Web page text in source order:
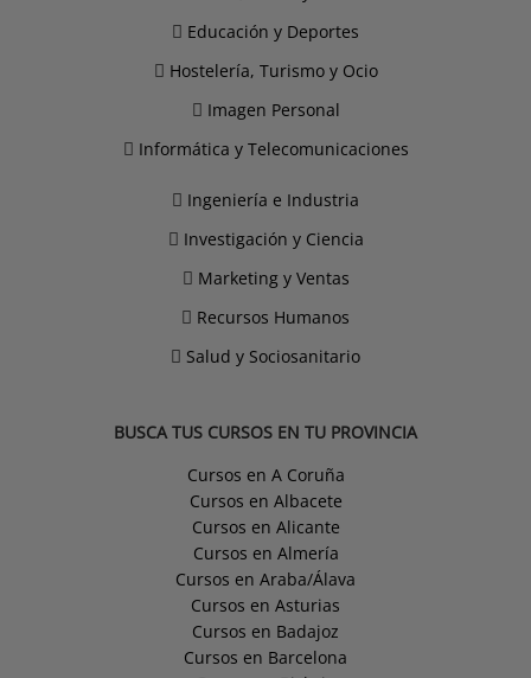
Educación y Deportes
Hostelería, Turismo y Ocio
Imagen Personal
Informática y Telecomunicaciones
Ingeniería e Industria
Investigación y Ciencia
Marketing y Ventas
Recursos Humanos
Salud y Sociosanitario
BUSCA TUS CURSOS EN TU PROVINCIA
Cursos en A Coruña
Cursos en Albacete
Cursos en Alicante
Cursos en Almería
Cursos en Araba/Álava
Cursos en Asturias
Cursos en Badajoz
Cursos en Barcelona